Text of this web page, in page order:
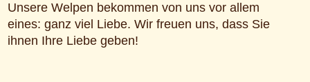
Unsere Welpen bekommen von uns vor allem
eines: ganz viel Liebe. Wir freuen uns, dass Sie
ihnen Ihre Liebe geben!